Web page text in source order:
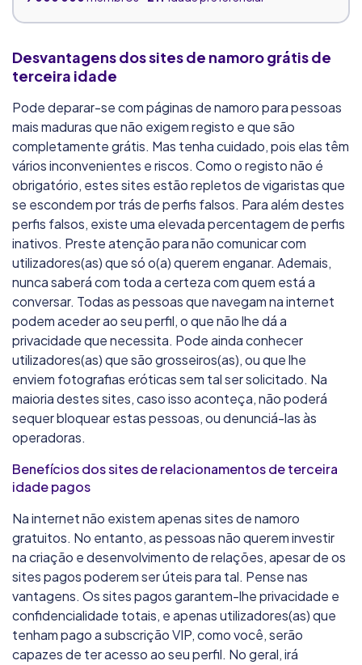
Raparigas Locais
8.0/10
79 300
idade preferencial
Lovoo
5.3/10
6 000 000membros 21+idade preferencial
RadarDeRaparigas
8.1/10
72 000membros 30+idade preferencial
Surpresas Sensuais
8.0/10
3 000 000membros 30+idade preferencial
9.3/10
75 000
membros idade preferencial
Lov.net
8.1/10
33 000membros 30+idade preferencial
Desvantagens dos sites de namoro grátis de
terceira idade
Pode deparar-se com páginas de namoro para pessoas
mais maduras que não exigem registo e que são
completamente grátis. Mas tenha cuidado, pois elas têm
vários inconvenientes e riscos. Como o registo não é
obrigatório, estes sites estão repletos de vigaristas que
se escondem por trás de perfis falsos. Para além destes
perfis falsos, existe uma elevada percentagem de perfis
inativos. Preste atenção para não comunicar com
utilizadores(as) que só o(a) querem enganar. Ademais,
nunca saberá com toda a certeza com quem está a
conversar. Todas as pessoas que navegam na internet
podem aceder ao seu perfil, o que não lhe dá a
privacidade que necessita. Pode ainda conhecer
utilizadores(as) que são grosseiros(as), ou que lhe
enviem fotografias eróticas sem tal ser solicitado. Na
maioria destes sites, caso isso aconteça, não poderá
sequer bloquear estas pessoas, ou denunciá-las às
operadoras.
Benefícios dos sites de relacionamentos de terceira
idade pagos
Na internet não existem apenas sites de namoro
gratuitos. No entanto, as pessoas não querem investir
na criação e desenvolvimento de relações, apesar de os
sites pagos poderem ser úteis para tal. Pense nas
vantagens. Os sites pagos garantem-lhe privacidade e
confidencialidade totais, e apenas utilizadores(as) que
tenham pago a subscrição VIP, como você, serão
capazes de ter acesso ao seu perfil. No geral, irá